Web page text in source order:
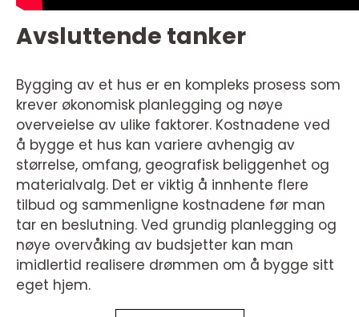
Avsluttende tanker
Bygging av et hus er en kompleks prosess som
krever økonomisk planlegging og nøye
overveielse av ulike faktorer. Kostnadene ved
å bygge et hus kan variere avhengig av
størrelse, omfang, geografisk beliggenhet og
materialvalg. Det er viktig å innhente flere
tilbud og sammenligne kostnadene før man
tar en beslutning. Ved grundig planlegging og
nøye overvåking av budsjetter kan man
imidlertid realisere drømmen om å bygge sitt
eget hjem.